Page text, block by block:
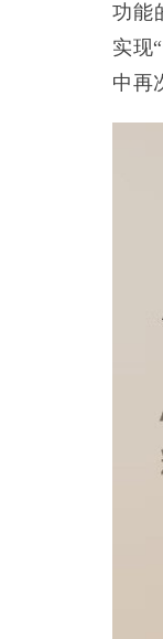
功能
实现
中再